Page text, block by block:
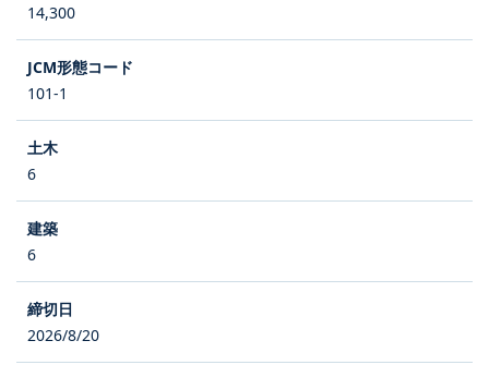
14,300
101-1
6
6
2026/8/20